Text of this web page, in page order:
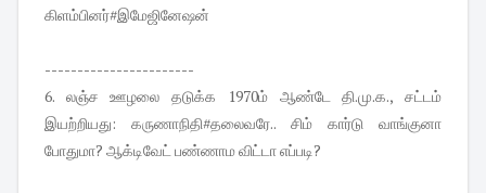
கிளம்பினர்#இமேஜினேஷன்
-----------------------
6. லஞ்ச ஊழலை தடுக்க 1970ம் ஆண்டே தி.மு.க., சட்டம்
இயற்றியது: கருணாநிதி#தலைவரே.. சிம் கார்டு வாங்குனா
போதுமா? ஆக்டிவேட் பண்ணாம விட்டா எப்படி?